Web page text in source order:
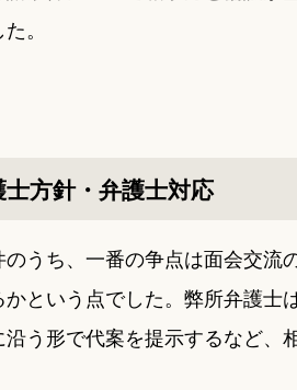
。
方針・弁護士対応
うち、一番の争点は面会交流
かという点でした。弊所弁護士
う形で代案を提示するなど、